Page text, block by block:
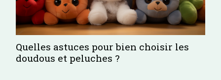
Quelles astuces pour bien choisir les
doudous et peluches ?